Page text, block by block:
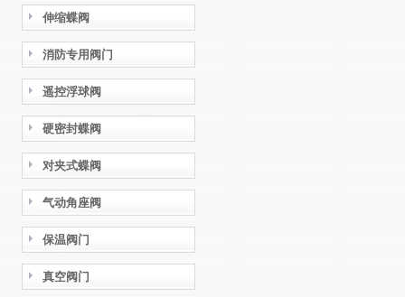
伸缩蝶阀
消防专用阀门
遥控浮球阀
硬密封蝶阀
对夹式蝶阀
气动角座阀
保温阀门
真空阀门